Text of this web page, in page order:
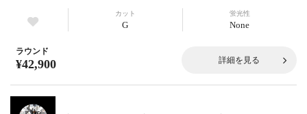
カット
G
蛍光性
None
ラウンド
¥42,900 詳細を見る